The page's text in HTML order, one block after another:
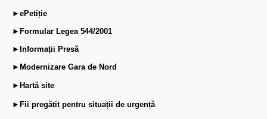
►ePetiție
►Formular Legea 544/2001
►Informații Presă
►Modernizare Gara de Nord
►Hartă site
►Fii pregătit pentru situații de urgență